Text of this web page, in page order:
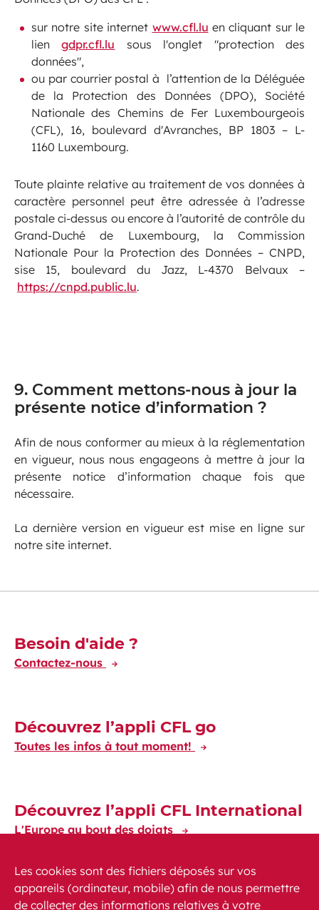
sur notre site internet www.cfl.lu en cliquant sur le
liengdpr.cfl.lu sous l'onglet "protection des
données",
ou par courrier postal à l’attention de la Déléguée
de la Protection des Données (DPO), Société
Nationale des Chemins de Fer Luxembourgeois
(CFL), 16, boulevard d'Avranches, BP 1803 – L-
1160 Luxembourg.
Toute plainte relative au traitement de vos données à
caractère personnel peut être adressée à l’adresse
postale ci-dessus ou encore à l’autorité de contrôle du
Grand-Duché de Luxembourg, la Commission
Nationale Pour la Protection des Données – CNPD,
sise 15, boulevard du Jazz, L-4370 Belvaux –
https://cnpd.public.lu.
9. Comment mettons-nous à jour la
présente notice d’information ?
Afin de nous conformer au mieux à la réglementation
en vigueur, nous nous engageons à mettre à jour la
présente notice d’information chaque fois que
nécessaire.
La dernière version en vigueur est mise en ligne sur
notre site internet.
Découvrez-en plus
Besoin d'aide ?
Contactez-nous
Découvrez l’appli CFL go
Toutes les infos à tout moment!
Découvrez l’appli CFL International
L'Europe au bout des doigts
Les cookies sont des fichiers déposés sur vos
appareils (ordinateur, mobile) afin de nous permettre
de collecter des informations relatives à votre